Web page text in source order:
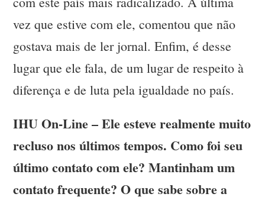
vez que estive com ele, comentou que não
gostava mais de ler jornal. Enfim, é desse
lugar que ele fala, de um lugar de respeito à
diferença e de luta pela igualdade no país.
IHU On-Line – Ele esteve realmente muito
recluso nos últimos tempos. Como foi seu
último contato com ele? Mantinham um
contato frequente? O que sabe sobre a